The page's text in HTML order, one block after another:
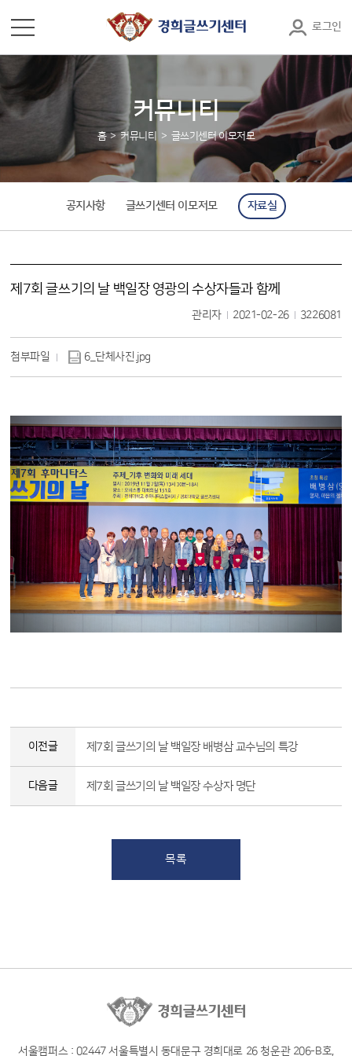
로그인
커뮤니티
홈 커뮤니티 글쓰기센터 이모저모
공지사항 글쓰기센터 이모저모 자료실
제7회 글쓰기의 날 백일장 영광의 수상자들과 함께
관리자 2021-02-26 3226081
첨부파일 6_단체사진.jpg
이전글 제7회 글쓰기의 날 백일장 배병삼 교수님의 특강
다음글 제7회 글쓰기의 날 백일장 수상자 명단
목록
서울캠퍼스 : 02447 서울특별시 동대문구 경희대로 26 청운관 206-B호,